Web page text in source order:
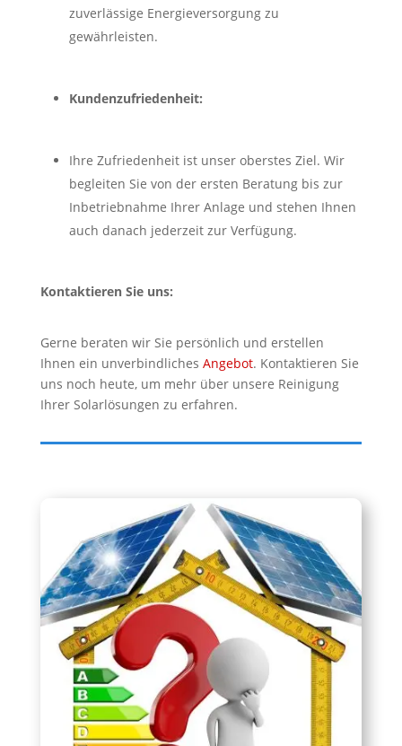
zuverlässige Energieversorgung zu
gewährleisten.
Kundenzufriedenheit:
Ihre Zufriedenheit ist unser oberstes Ziel. Wir
begleiten Sie von der ersten Beratung bis zur
Inbetriebnahme Ihrer Anlage und stehen Ihnen
auch danach jederzeit zur Verfügung.
Kontaktieren Sie uns:
Gerne beraten wir Sie persönlich und erstellen
Ihnen ein unverbindliches Angebot. Kontaktieren Sie
uns noch heute, um mehr über unsere Reinigung
Ihrer Solarlösungen zu erfahren.